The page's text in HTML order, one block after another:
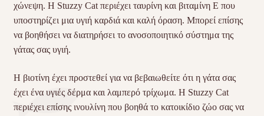
χώνεψη. Η Stuzzy Cat περιέχει ταυρίνη και βιταμίνη Ε που
υποστηρίζει μια υγιή καρδιά και καλή όραση. Μπορεί επίσης
να βοηθήσει να διατηρήσει το ανοσοποιητικό σύστημα της
γάτας σας υγιή.
Η βιοτίνη έχει προστεθεί για να βεβαιωθείτε ότι η γάτα σας
έχει ένα υγιές δέρμα και λαμπερό τρίχωμα. Η Stuzzy Cat
περιέχει επίσης ινουλίνη που βοηθά το κατοικίδιο ζώο σας να